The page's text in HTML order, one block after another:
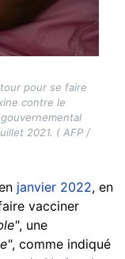
pour se faire
contre le
2021. ( AFP /
janvier 2022, en
vacciner
, une
, comme indiqué